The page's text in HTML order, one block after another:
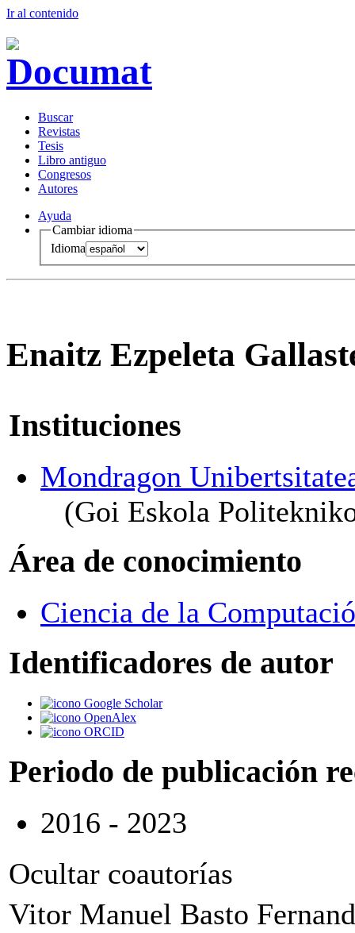
Ir al contenido
Buscar
Revistas
Tesis
Libro antiguo
Congresos
Autores
Ayuda
Cambiar idioma
Idioma
Enaitz Ezpeleta
Instituciones
Mondragon
(Goi Eskola
Área de conocimiento
Ciencia de la
Identificadores de autor
Google Scholar
OpenAlex
ORCID
Periodo de publicación
2016 - 2023
Ocultar coautorías
Vitor Manuel Basto